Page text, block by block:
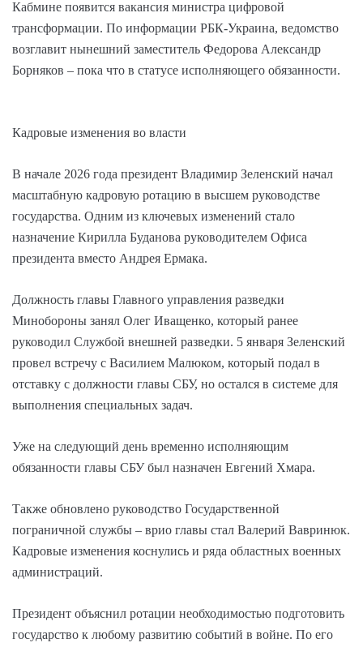
Кабмине появится вакансия министра цифровой
трансформации. По информации РБК-Украина, ведомство
возглавит нынешний заместитель Федорова Александр
Борняков – пока что в статусе исполняющего обязанности.
Кадровые изменения во власти
В начале 2026 года президент Владимир Зеленский начал
масштабную кадровую ротацию в высшем руководстве
государства. Одним из ключевых изменений стало
назначение Кирилла Буданова руководителем Офиса
президента вместо Андрея Ермака.
Должность главы Главного управления разведки
Минобороны занял Олег Иващенко, который ранее
руководил Службой внешней разведки. 5 января Зеленский
провел встречу с Василием Малюком, который подал в
отставку с должности главы СБУ, но остался в системе для
выполнения специальных задач.
Уже на следующий день временно исполняющим
обязанности главы СБУ был назначен Евгений Хмара.
Также обновлено руководство Государственной
пограничной службы – врио главы стал Валерий Вавринюк.
Кадровые изменения коснулись и ряда областных военных
администраций.
Президент объяснил ротации необходимостью подготовить
государство к любому развитию событий в войне. По его